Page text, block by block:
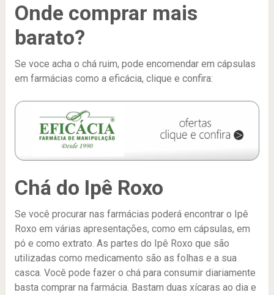
Onde comprar mais
barato?
Se voce acha o chá ruim, pode encomendar em cápsulas
em farmácias como a eficácia, clique e confira:
Chá do Ipê Roxo
Se você procurar nas farmácias poderá encontrar o Ipê
Roxo em várias apresentações, como em cápsulas, em
pó e como extrato. As partes do Ipê Roxo que são
utilizadas como medicamento são as folhas e a sua
casca. Você pode fazer o chá para consumir diariamente
basta comprar na farmácia. Bastam duas xícaras ao dia e